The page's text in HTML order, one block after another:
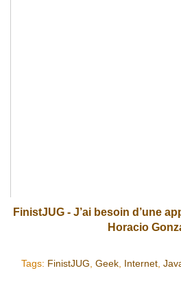
FinistJUG - J’ai besoin d’une
Horacio
Tags: FinistJUG Geek, Internet,